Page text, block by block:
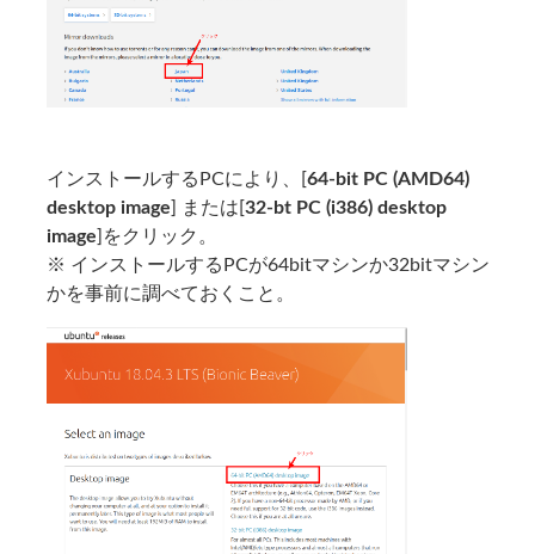
インストールするPCにより、[64-bit PC (AMD64)
desktop image] または[32-bt PC (i386) desktop
image]をクリック。
※ インストールするPCが64bitマシンか32bitマシン
かを事前に調べておくこと。